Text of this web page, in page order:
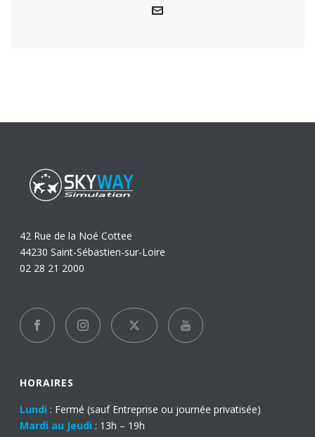
42 Rue de la Noé Cottee
44230 Saint-Sébastien-sur-Loire
02 28 21 2000
HORAIRES
Lundi : Fermé (sauf Entreprise ou journée privatisée)
Mardi au Jeudi : 13h – 19h